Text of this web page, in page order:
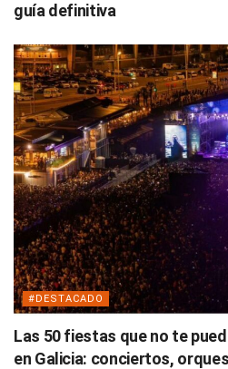
guía definitiva
#DESTACADO
Las 50 fiestas que no te
en Galicia: conciertos,